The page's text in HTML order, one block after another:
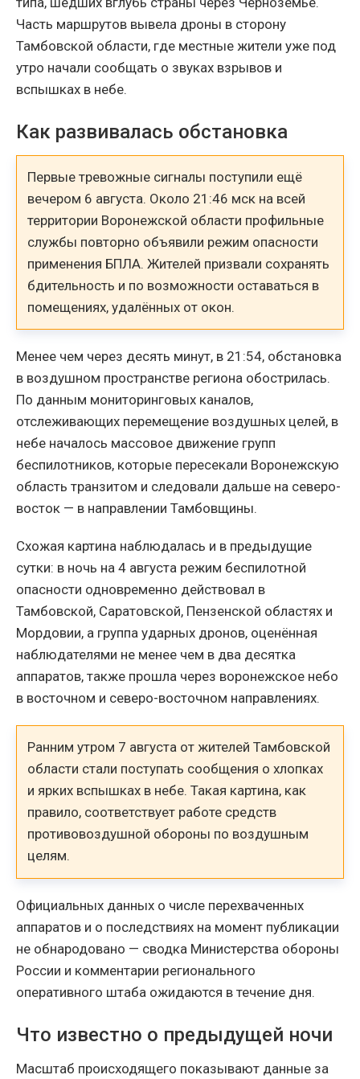
Часть маршрутов вывела дроны в сторону
Тамбовской области, где местные жители уже под
утро начали сообщать о звуках взрывов и
вспышках в небе.
Как развивалась обстановка
Первые тревожные сигналы поступили ещё
вечером 6 августа. Около 21:46 мск на всей
территории Воронежской области профильные
службы повторно объявили режим опасности
применения БПЛА. Жителей призвали сохранять
бдительность и по возможности оставаться в
помещениях, удалённых от окон.
Менее чем через десять минут, в 21:54, обстановка
в воздушном пространстве региона обострилась.
По данным мониторинговых каналов,
отслеживающих перемещение воздушных целей, в
небе началось массовое движение групп
беспилотников, которые пересекали Воронежскую
область транзитом и следовали дальше на северо-
восток — в направлении Тамбовщины.
Схожая картина наблюдалась и в предыдущие
сутки: в ночь на 4 августа режим беспилотной
опасности одновременно действовал в
Тамбовской, Саратовской, Пензенской областях и
Мордовии, а группа ударных дронов, оценённая
наблюдателями не менее чем в два десятка
аппаратов, также прошла через воронежское небо
в восточном и северо-восточном направлениях.
Ранним утром 7 августа от жителей Тамбовской
области стали поступать сообщения о хлопках
и ярких вспышках в небе. Такая картина, как
правило, соответствует работе средств
противовоздушной обороны по воздушным
целям.
Официальных данных о числе перехваченных
аппаратов и о последствиях на момент публикации
не обнародовано — сводка Министерства обороны
России и комментарии регионального
оперативного штаба ожидаются в течение дня.
Что известно о предыдущей ночи
Масштаб происходящего показывают данные за